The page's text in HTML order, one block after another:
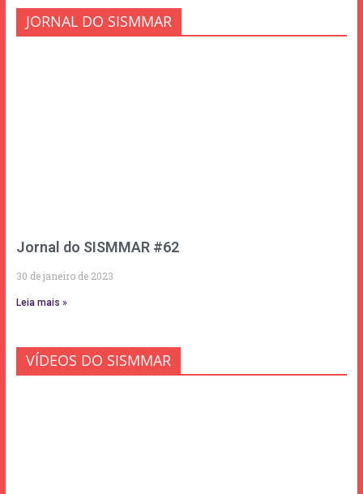
JORNAL DO SISMMAR
Jornal do SISMMAR #62
30 de janeiro de 2023
Leia mais »
VÍDEOS DO SISMMAR